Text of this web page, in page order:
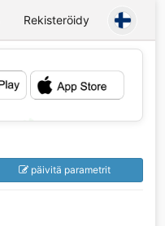
Rekisteröidy
päivitä parametrit